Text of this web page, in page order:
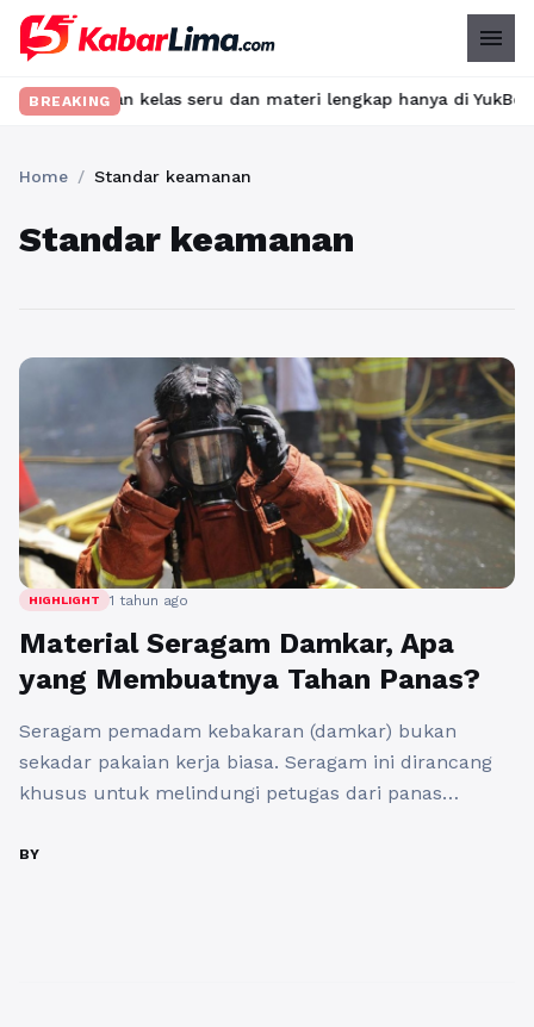
menu
BREAKINGkelas seru dan materi lengkap hanya di
Home / Standar keamanan
Standar keamanan
HIGHLIGHT 1 tahun ago
Material Seragam Damkar, Apa
yang Membuatnya Tahan Panas?
Seragam pemadam kebakaran (damkar) bukan
sekadar pakaian kerja biasa. Seragam ini dirancang
khusus untuk melindungi petugas dari panas
Berbeda dengan seragam profesi lain, baju pemadam
BY